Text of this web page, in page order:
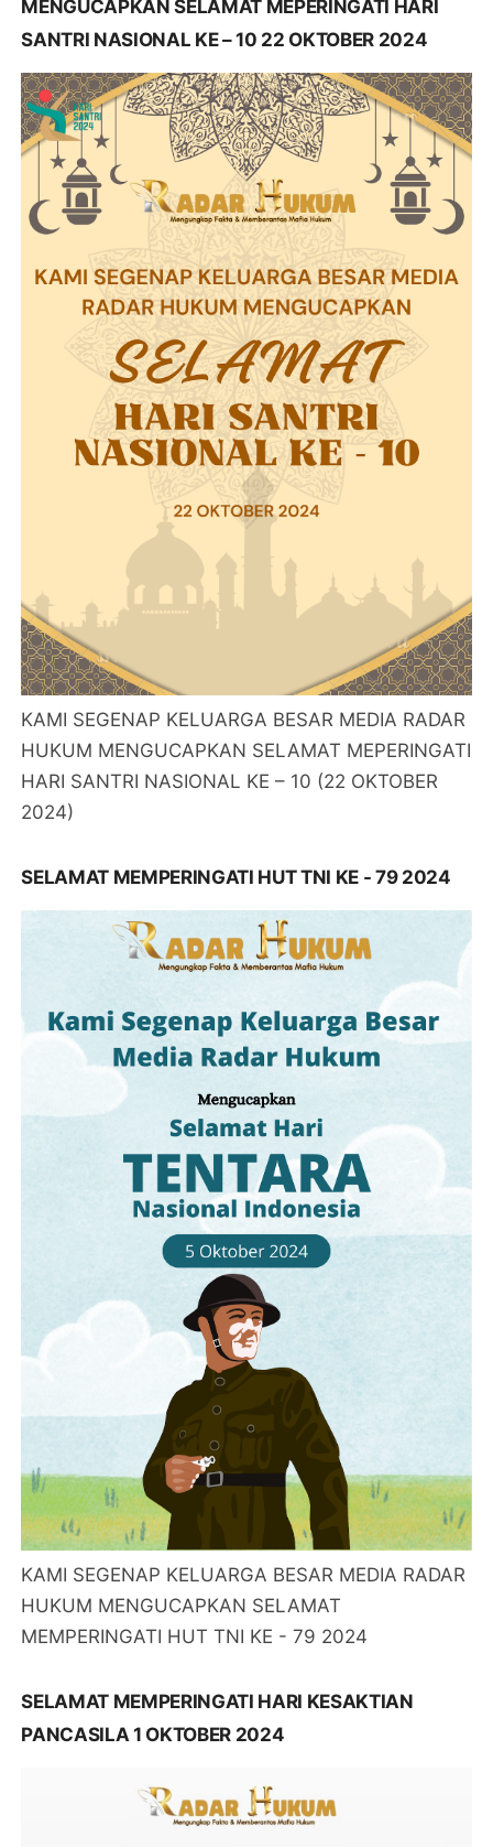
MENGUCAPKAN SELAMAT MEPERINGATI HARI
SANTRI NASIONAL KE – 10 22 OKTOBER 2024
KAMI SEGENAP KELUARGA BESAR MEDIA RADAR
HUKUM MENGUCAPKAN SELAMAT MEPERINGATI
HARI SANTRI NASIONAL KE – 10 (22 OKTOBER
2024)
SELAMAT MEMPERINGATI HUT TNI KE - 79 2024
KAMI SEGENAP KELUARGA BESAR MEDIA RADAR
HUKUM MENGUCAPKAN SELAMAT
MEMPERINGATI HUT TNI KE - 79 2024
SELAMAT MEMPERINGATI HARI KESAKTIAN
PANCASILA 1 OKTOBER 2024